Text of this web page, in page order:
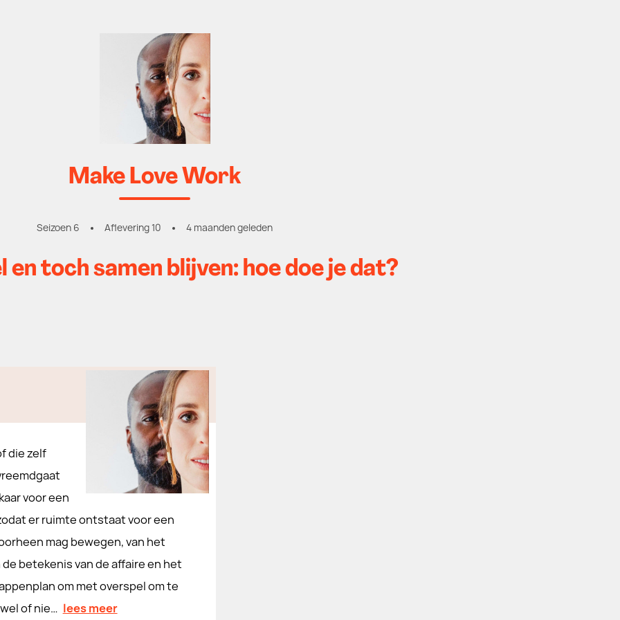
Make Love Work
Seizoen 6 Aflevering 10 4 maanden geleden
en toch samen blijven: hoe doe je dat?
die zelf
voor een
er ruimte ontstaat voor een
mag bewegen, van het
betekenis van de affaire en het
om met overspel om te
of nie… lees meer